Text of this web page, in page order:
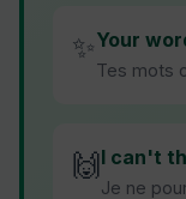
✨Your
Tes mots
🙌I can't
Je ne